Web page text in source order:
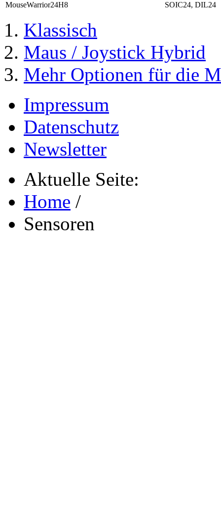
MouseWarrior24H8
SOIC24, DIL24
Klassisch
Maus / Joystick Hybrid
Mehr Optionen für die
Impressum
Datenschutz
Newsletter
Aktuelle Seite:
Home /
Sensoren